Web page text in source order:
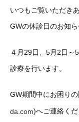
いつもご覧いただき
GWの休診日のお知ら
４月29日、5月2日～
診療を行います。
GW期間中にお困り
da.com)へご連絡くだ